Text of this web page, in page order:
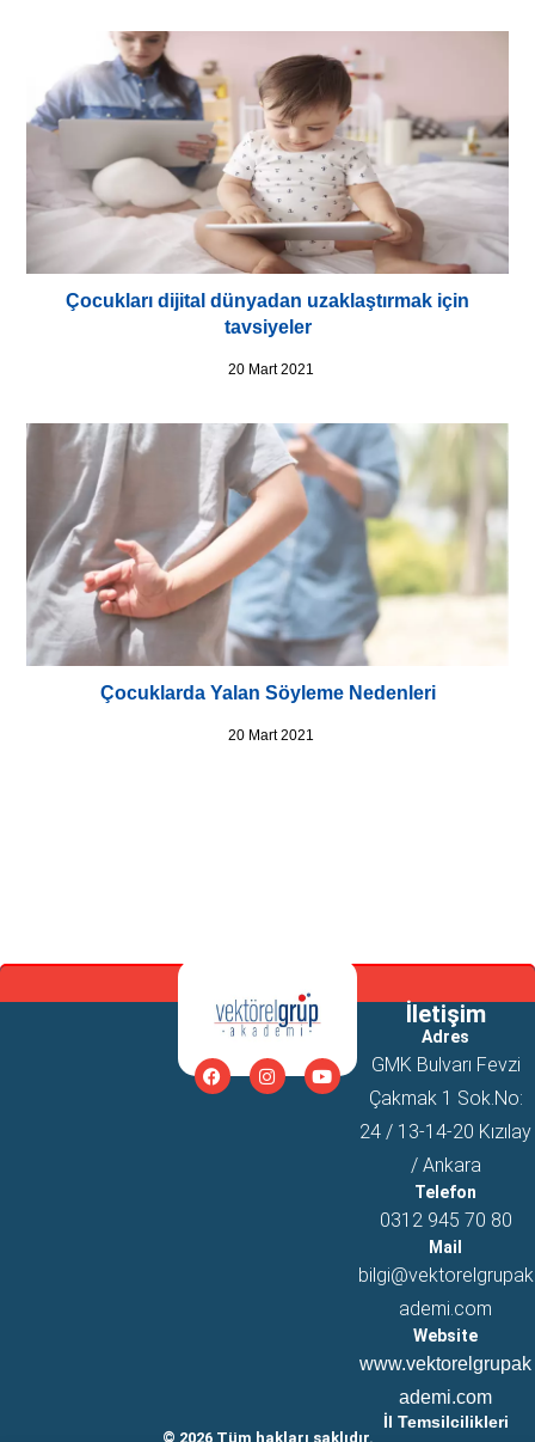
Çocukları dijital dünyadan uzaklaştırmak için
tavsiyeler
20 Mart 2021
Çocuklarda Yalan Söyleme Nedenleri
20 Mart 2021
İletişim
Adres
GMK Bulvarı Fevzi
Çakmak 1 Sok.No:
24 / 13-14-20 Kızılay
/ Ankara
Telefon
0312 945 70 80
Mail
bilgi@vektorelgrupak
ademi.com
Website
www.vektorelgrupak
ademi.com
İl Temsilcilikleri
© 2026 Tüm hakları saklıdır.